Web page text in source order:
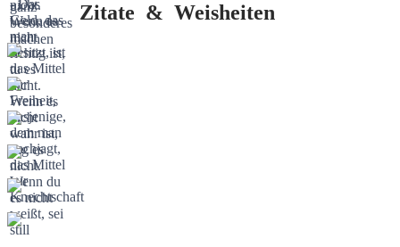
Zitate & Weisheiten